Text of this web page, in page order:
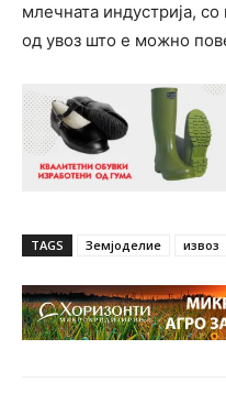
млечната индустрија,
од увоз што е можно
TAGS Земјоделие извоз